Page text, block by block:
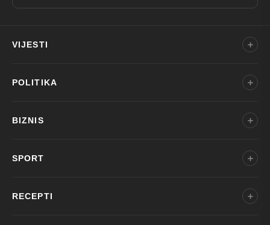
VIJESTI
POLITIKA
BIZNIS
SPORT
RECEPTI